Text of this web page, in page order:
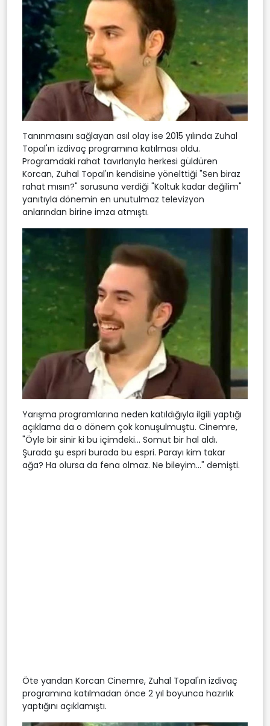
Tanınmasını sağlayan asıl olay ise 2015 yılında Zuhal
Topal'ın izdivaç programına katılması oldu.
Programdaki rahat tavırlarıyla herkesi güldüren
Korcan, Zuhal Topal'ın kendisine yönelttiği "Sen biraz
rahat mısın?" sorusuna verdiği "Koltuk kadar değilim"
yanıtıyla dönemin en unutulmaz televizyon
anlarından birine imza atmıştı.
Yarışma programlarına neden katıldığıyla ilgili yaptığı
açıklama da o dönem çok konuşulmuştu. Cinemre,
"Öyle bir sinir ki bu içimdeki... Somut bir hal aldı.
Şurada şu espri burada bu espri. Parayı kim takar
ağa? Ha olursa da fena olmaz. Ne bileyim..." demişti.
Öte yandan Korcan Cinemre, Zuhal Topal'ın izdivaç
programına katılmadan önce 2 yıl boyunca hazırlık
yaptığını açıklamıştı.